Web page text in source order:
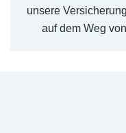
unsere
auf dem Weg